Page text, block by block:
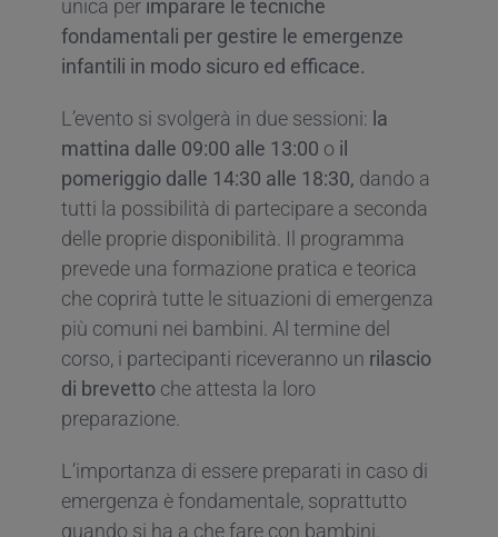
unica perimparare le tecniche
fondamentali per gestire le emergenze
infantili in modo sicuro ed efficace.
L’evento si svolgerà in due sessioni: la
mattina dalle 09:00 alle 13:00 o il
pomeriggio dalle 14:30 alle 18:30, dando a
tutti la possibilità di partecipare a seconda
delle proprie disponibilità. Il programma
prevede una formazione pratica e teorica
che coprirà tutte le situazioni di emergenza
più comuni nei bambini. Al termine del
corso, i partecipanti riceveranno un rilascio
di brevettoche attesta la loro
preparazione.
L’importanza di essere preparati in caso di
emergenza è fondamentale, soprattutto
quando si ha a che fare con bambini.